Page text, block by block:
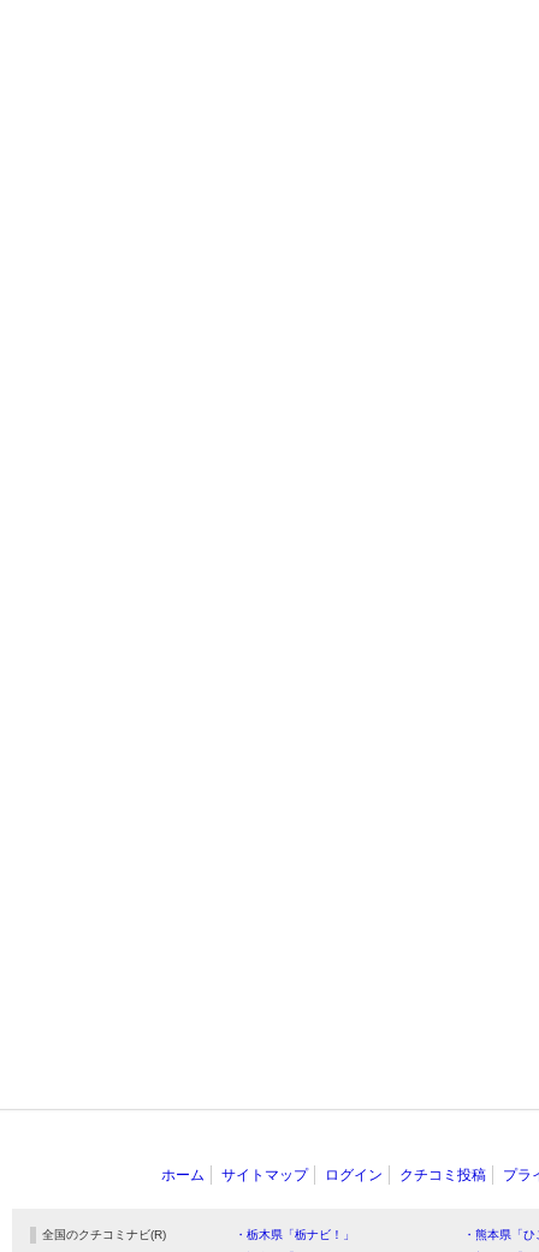
ホーム サイトマップ ログイン クチコミ投稿 プラ
全国のクチコミナビ(R) ・栃木県「栃ナビ！」
・熊本県「